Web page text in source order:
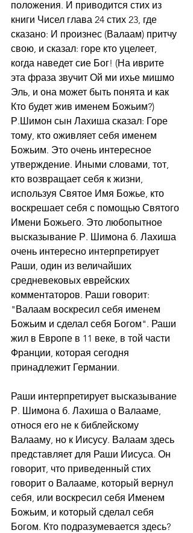
положения. И приводится стих из
книги Чисел глава 24 стих 23, где
сказано: И произнес (Валаам) притчу
свою, и сказал: горе кто уцелеет,
когда наведет сие Бог! (На иврите
эта фраза звучит Ой ми ихье мишмо
Эль, и она может быть понята и как
Кто будет жив именем Божьим?)
Р.Шимон сын Лахиша сказал: Горе
тому, кто оживляет себя именем
Божьим. Это очень интересное
утверждение. Иными словами, тот,
кто возвращает себя к жизни,
используя Святое Имя Божье, кто
воскрешает себя с помощью Святого
Имени Божьего. Это любопытное
высказывание Р. Шимона б. Лахиша
очень интересно интерпретирует
Раши, один из величайших
средневековых еврейских
комментаторов. Раши говорит:
"Валаам воскресил себя именем
Божьим и сделал себя Богом". Раши
жил в Европе в 11 веке, в той части
Франции, которая сегодня
принадлежит Германии.
Раши интерпретирует высказывание
Р. Шимона б. Лахиша о Валааме,
относя его не к библейскому
Валааму, но к Иисусу. Валаам здесь
представляет для Раши Иисуса. Он
говорит, что приведенный стих
говорит о Валааме, который вернул
себя, или воскресил себя Именем
Божьим, и который сделал себя
Богом. Кто подразумевается здесь?